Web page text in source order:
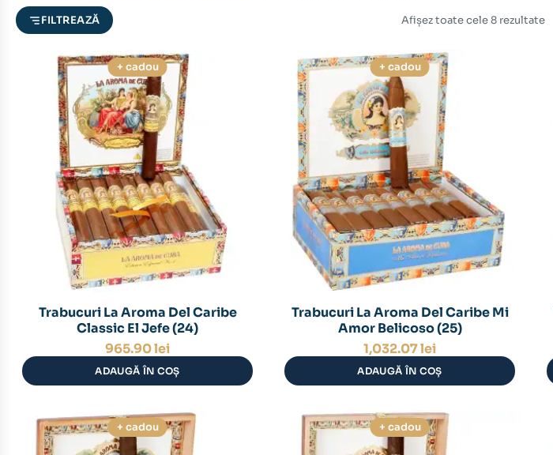
FILTREAZĂ Afișez toate cele 8 rezultate
+ cadou
Trabucuri La Aroma Del Caribe
Classic El Jefe (24)
965.90lei
ADAUGĂ ÎN COȘ
+ cadou
Trabucuri La Aroma Del Caribe Mi
Amor Belicoso (25)
1,032.07lei
ADAUGĂ ÎN COȘ
+ cadou + cadou